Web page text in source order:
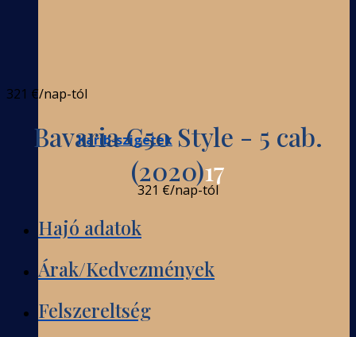
Karib-szigetek
321 €/nap-tól
Bavaria C50 Style - 5 cab.
(2020)17
321 €/nap-tól
Hajó adatok
Árak/Kedvezmények
Felszereltség